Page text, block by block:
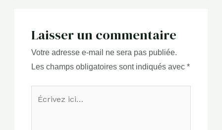
Laisser un commentaire
Votre adresse e-mail ne sera pas publiée.
Les champs obligatoires sont indiqués avec *